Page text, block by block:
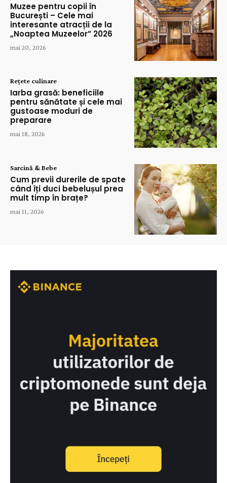
Muzee pentru copii în
București – Cele mai
interesante atracții de la
„Noaptea Muzeelor” 2026
mai 20, 2026
Rețete culinare
Iarba grasă: beneficiile
pentru sănătate și cele mai
gustoase moduri de
preparare
mai 18, 2026
Sarcină & Bebe
Cum previi durerile de spate
când îți duci bebelușul prea
mult timp în brațe?
mai 11, 2026